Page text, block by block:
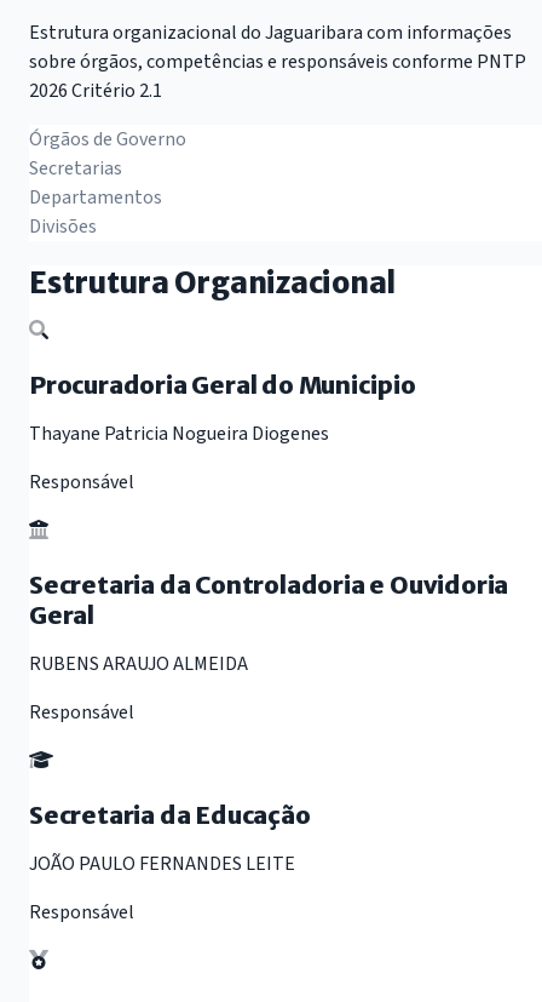
Estrutura organizacional do Jaguaribara com informações
sobre órgãos, competências e responsáveis conforme PNTP
2026 Critério 2.1
Órgãos de Governo
Secretarias
Departamentos
Divisões
Estrutura Organizacional
Procuradoria Geral do Municipio
Thayane Patricia Nogueira Diogenes
Responsável
Secretaria da Controladoria e Ouvidoria
Geral
RUBENS ARAUJO ALMEIDA
Responsável
Secretaria da Educação
JOÃO PAULO FERNANDES LEITE
Responsável